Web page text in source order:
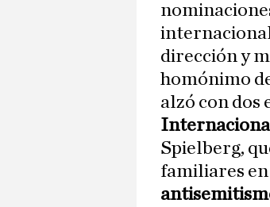
dirección y
homónimo
alzó con dos
Spielberg,
familiares